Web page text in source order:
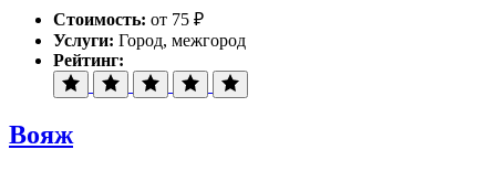
Стоимость: от 75 ₽
Услуги: Город, межгород
Рейтинг:
Вояж